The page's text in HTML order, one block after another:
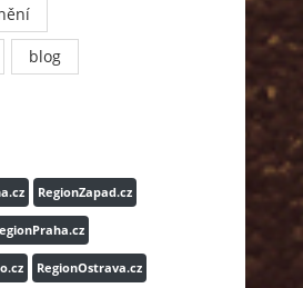
blog
RegionZapad.cz
RegionOstrava.cz